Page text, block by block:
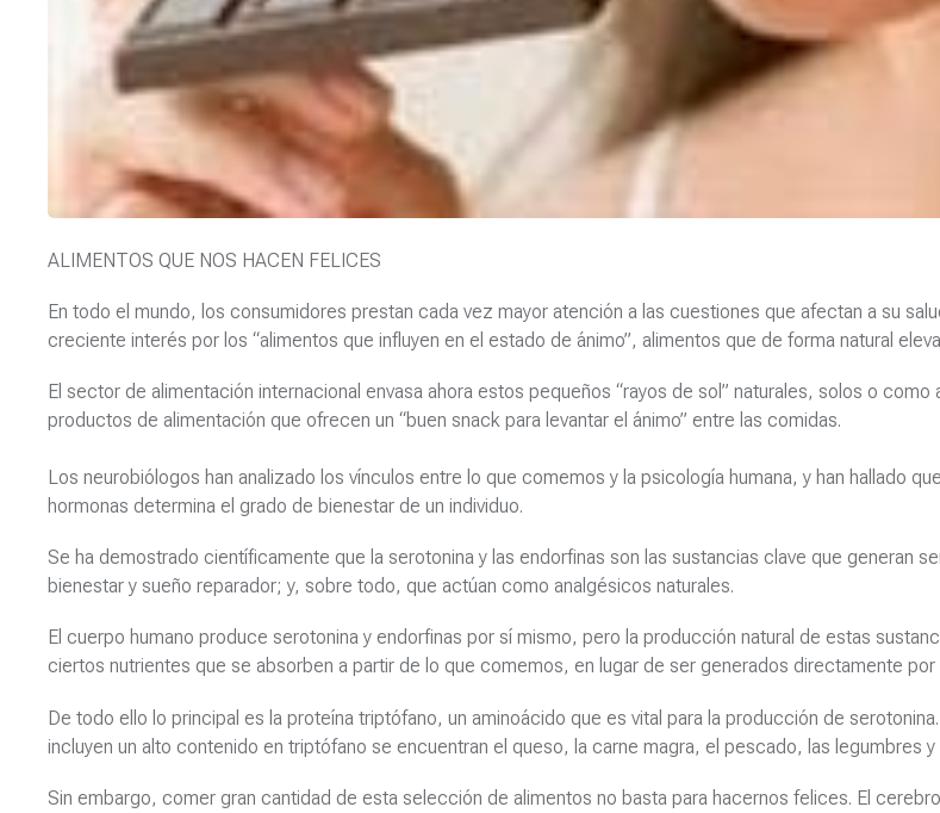
ALIMENTOS QUE NOS HACEN FELICES
En todo el mundo, los consumidores prestan cada vez mayor atención a las cuestiones que afectan a su
creciente interés por los “alimentos que influyen en el estado de ánimo”, alimentos que de forma natural
El sector de alimentación internacional envasa ahora estos pequeños “rayos de sol” naturales, solos o como
productos de alimentación que ofrecen un “buen snack para levantar el ánimo” entre las comidas.
Los neurobiólogos han analizado los vínculos entre lo que comemos y la psicología humana, y han hallado
hormonas determina el grado de bienestar de un individuo.
Se ha demostrado científicamente que la serotonina y las endorfinas son las sustancias clave que generan
bienestar y sueño reparador; y, sobre todo, que actúan como analgésicos naturales.
El cuerpo humano produce serotonina y endorfinas por sí mismo, pero la producción natural de estas
ciertos nutrientes que se absorben a partir de lo que comemos, en lugar de ser generados directamente por
De todo ello lo principal es la proteína triptófano, un aminoácido que es vital para la producción de
incluyen un alto contenido en triptófano se encuentran el queso, la carne magra, el pescado, las legumbres y
Sin embargo, comer gran cantidad de esta selección de alimentos no basta para hacernos felices. El